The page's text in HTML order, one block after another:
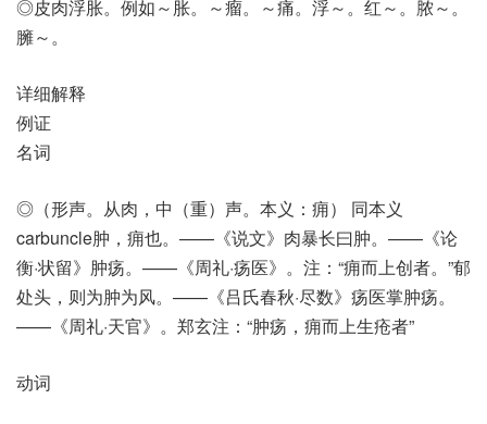
◎皮肉浮胀。例如～胀。～瘤。～痛。浮～。红～。脓～。
臃～。
详细解释
例证
名词
◎（形声。从肉，中（重）声。本义：痈） 同本义
carbuncle肿，痈也。——《说文》肉暴长曰肿。——《论
衡·状留》肿疡。——《周礼·疡医》。注：“痈而上创者。”郁
处头，则为肿为风。——《吕氏春秋·尽数》疡医掌肿疡。
——《周礼·天官》。郑玄注：“肿疡，痈而上生疮者”
动词